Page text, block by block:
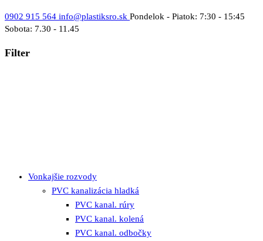
0902 915 564 info@plastiksro.sk Pondelok - Piatok: 7:30 - 15:45
Sobota: 7.30 - 11.45
Filter
Vonkajšie rozvody
PVC kanalizácia hladká
PVC kanal. rúry
PVC kanal. kolená
PVC kanal. odbočky